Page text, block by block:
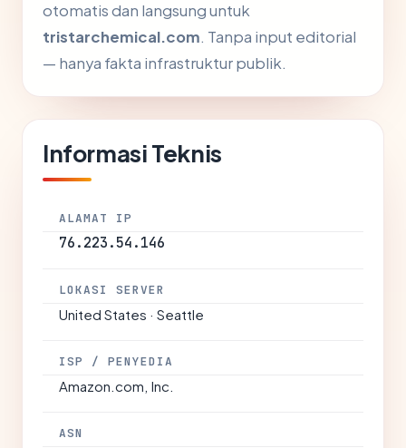
otomatis dan langsung untuk
tristarchemical.com. Tanpa input editorial
— hanya fakta infrastruktur publik.
Informasi Teknis
ALAMAT IP
76.223.54.146
LOKASI SERVER
United States · Seattle
ISP / PENYEDIA
Amazon.com, Inc.
ASN